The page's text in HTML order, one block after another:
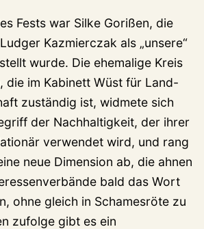
Fests war Silke Gorißen, die
Kazmierczak als „unsere“
wurde. Die ehemalige Kreis
die im Kabinett Wüst für Land-
zuständig ist, widmete sich
der Nachhaltigkeit, der ihrer
verwendet wird, und rang
neue Dimension ab, die ahnen
bald das Wort
ohne gleich in Schamesröte zu
zufolge gibt es ein